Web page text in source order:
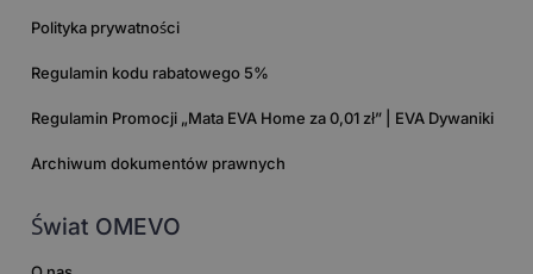
Polityka prywatności
Regulamin kodu rabatowego 5%
Regulamin Promocji „Mata EVA Home za 0,01 zł” | EVA Dywaniki
Archiwum dokumentów prawnych
Świat OMEVO